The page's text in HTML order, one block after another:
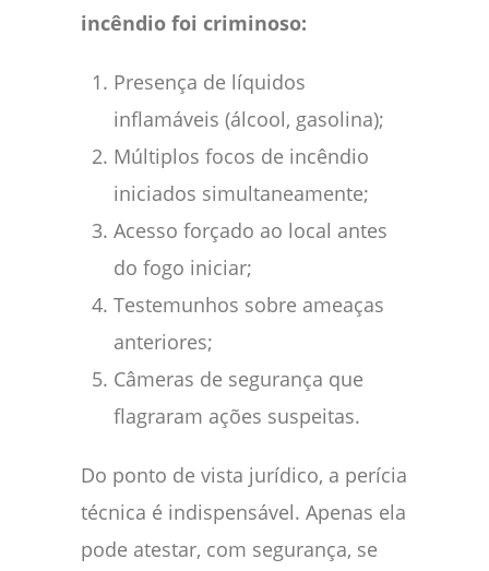
incêndio foi criminoso:
Presença de líquidos
inflamáveis (álcool, gasolina);
Múltiplos focos de incêndio
iniciados simultaneamente;
Acesso forçado ao local antes
do fogo iniciar;
Testemunhos sobre ameaças
anteriores;
Câmeras de segurança que
flagraram ações suspeitas.
Do ponto de vista jurídico, a perícia
técnica é indispensável. Apenas ela
pode atestar, com segurança, se